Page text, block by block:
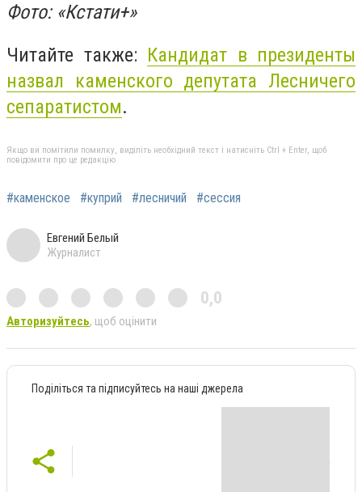
Фото: «Кстати+»
Читайте также: Кандидат в президенты
назвал каменского депутата Лесничего
сепаратистом.
Якщо ви помітили помилку, виділіть необхідний текст і натисніть Ctrl + Enter, щоб
повідомити про це редакцію
#каменское #куприй #лесничий #сессия
Евгений Белый
Журналист
0,0
Авторизуйтесь, щоб оцінити
Поділіться та підписуйтесь на наші джерела